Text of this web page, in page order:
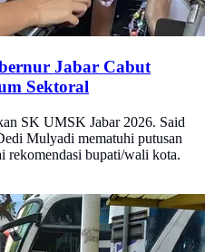
Jabar Cabut
Sektoral
SK UMSK Jabar 2026. Said
Mulyadi mematuhi putusan
rekomendasi bupati/wali kota.